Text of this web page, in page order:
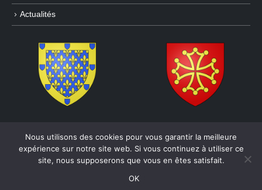
Actualités
Nous utilisons des cookies pour vous garantir la meilleure
expérience sur notre site web. Si vous continuez à utiliser ce
site, nous supposerons que vous en êtes satisfait.
OK